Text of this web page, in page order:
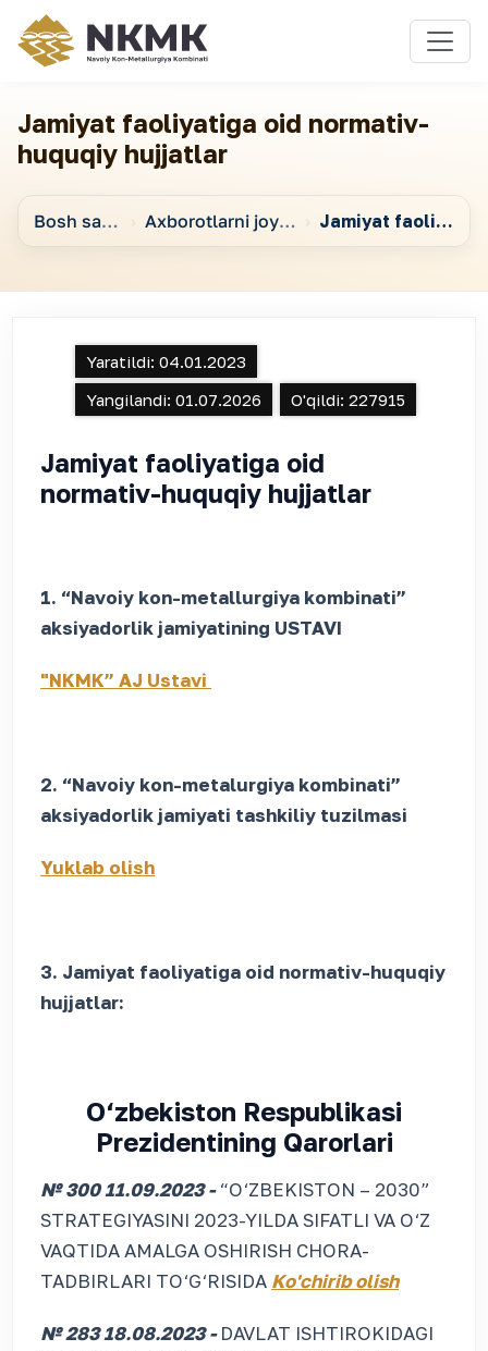
Jamiyat faoliyatiga oid normativ-
huquqiy hujjatlar
Bosh sahifa Axborotlarni joylashtirish va elektron davlat xizmatlari ko‘rsatish Jamiyat faoliyatiga oid normativ-huquqiy hujjatlar
Yaratildi: 04.01.2023
Yangilandi: 01.07.2026 O'qildi: 227915
Jamiyat faoliyatiga oid
normativ-huquqiy hujjatlar
1. “Navoiy kon-metallurgiya kombinati”
aksiyadorlik jamiyatining USTAVI
"NKMK” AJ Ustavi
2. “Navoiy kon-metalurgiya kombinati”
aksiyadorlik jamiyati tashkiliy tuzilmasi
Yuklab olish
3. Jamiyat faoliyatiga oid normativ-huquqiy
hujjatlar:
O‘zbekiston Respublikasi
Prezidentining Qarorlari
№ 300 11.09.2023 -“O‘ZBEKISTON – 2030”
STRATEGIYASINI 2023-YILDA SIFATLI VA O‘Z
VAQTIDA AMALGA OSHIRISH CHORA-
TADBIRLARI TO‘G‘RISIDA Ko'chirib olish
№ 283 18.08.2023 -DAVLAT ISHTIROKIDAGI